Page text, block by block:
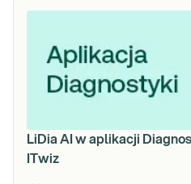
LiDia AI w aplikacji
ITwiz